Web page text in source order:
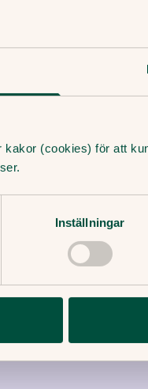
(cookies) för att
Inställningar